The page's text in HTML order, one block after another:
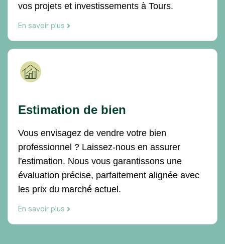
vos projets et investissements à Tours.
En savoir plus
Estimation de bien
Vous envisagez de vendre votre bien
professionnel ? Laissez-nous en assurer
l'estimation. Nous vous garantissons une
évaluation précise, parfaitement alignée avec
les prix du marché actuel.
En savoir plus